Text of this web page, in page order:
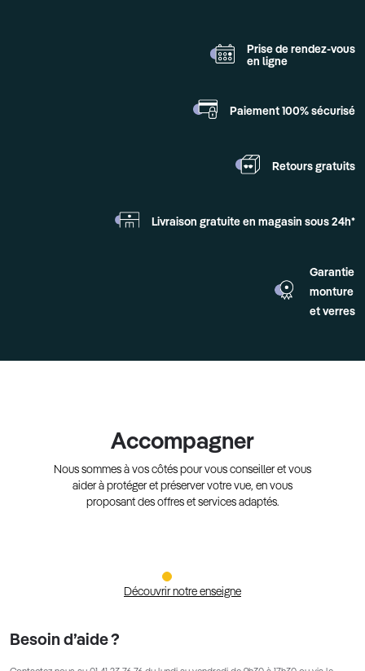
Prise de rendez-vous
en ligne
Paiement 100% sécurisé
Retours gratuits
Livraison gratuite en magasin sous 24h*
Garantie
monture
et verres
Accompagner
Nous sommes à vos côtés pour vous conseiller et vous
aider à protéger et préserver votre vue, en vous
proposant des offres et services adaptés.
Découvrir notre enseigne
Besoin d’aide ?